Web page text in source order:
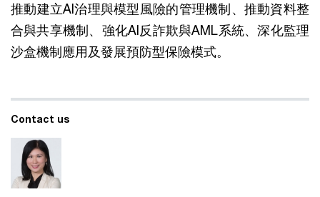
推動建立AI治理與模型風險的管理機制、推動資料整
合與共享機制、強化AI反詐欺與AML系統、深化監理
沙盒機制應用及發展預防型保險模式。
Contact us